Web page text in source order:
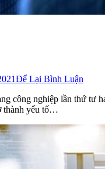
Để Lại Bình Luận
công nghiệp lần thứ
thành yếu tố…